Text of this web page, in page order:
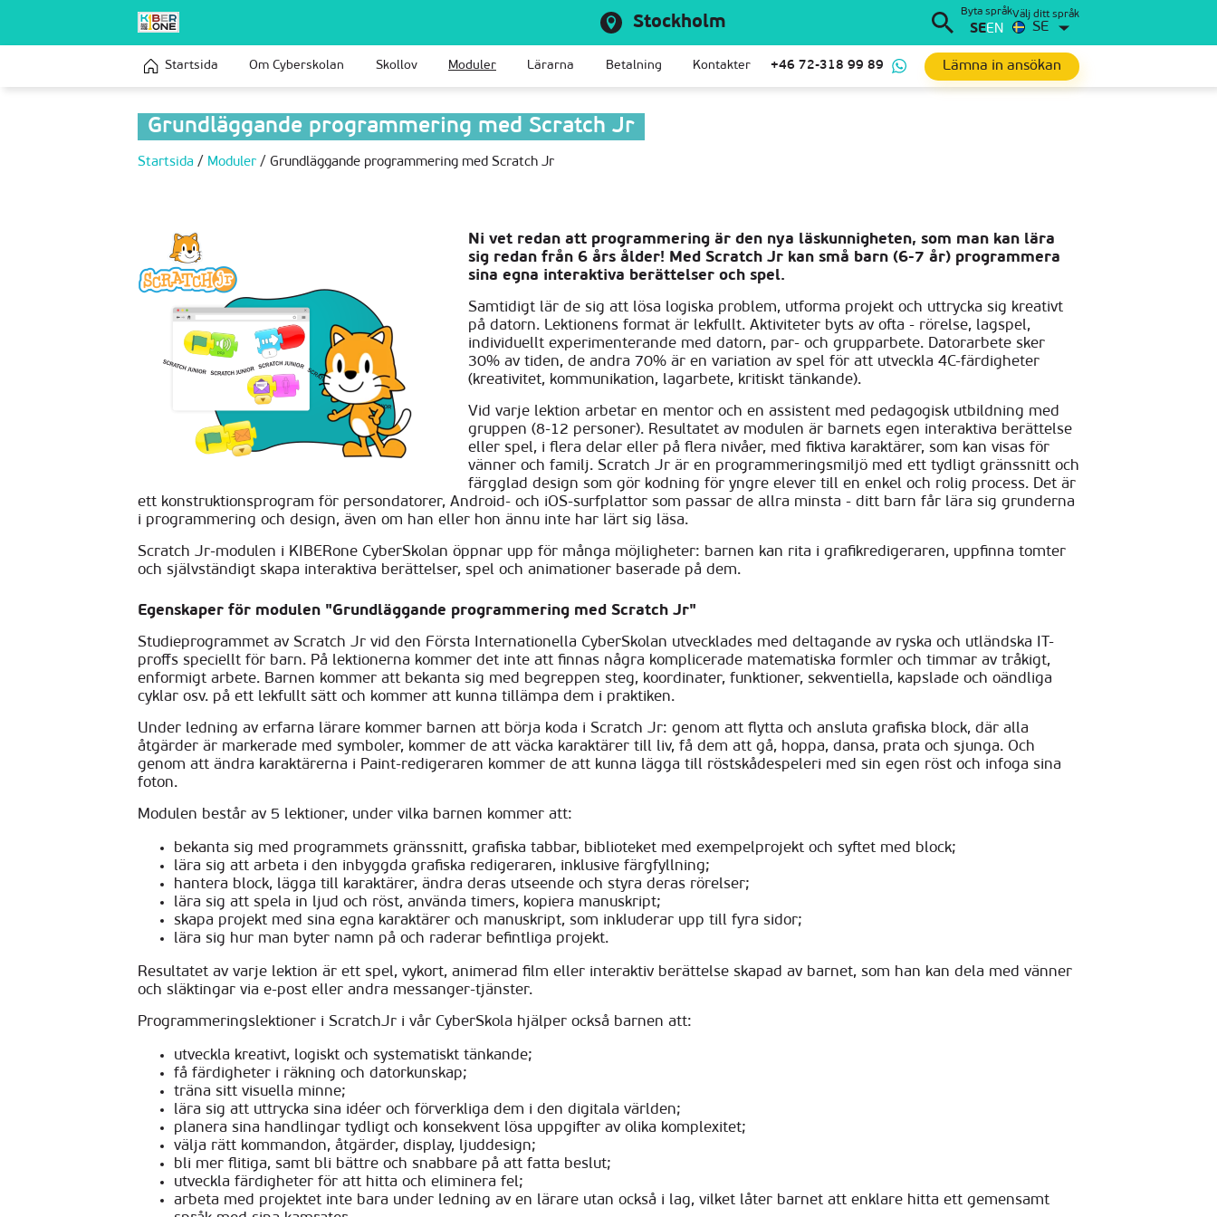
Stockholm
Byta språk
SEEN
Välj ditt språk
SE
Startsida Om Сyberskolan Skollov Moduler Lärarna Betalning Kontakter +46 72-318 99 89 Lämna in ansökan
Grundläggande programmering med Scratch Jr
Startsida / Moduler / Grundläggande programmering med Scratch Jr
Ni vet redan att programmering är den nya läskunnigheten, som man kan lära
sig redan från 6 års ålder! Med Scratch Jr kan små barn (6-7 år) programmera
sina egna interaktiva berättelser och spel.
Samtidigt lär de sig att lösa logiska problem, utforma projekt och uttrycka sig kreativt
på datorn. Lektionens format är lekfullt. Aktiviteter byts av ofta - rörelse, lagspel,
individuellt experimenterande med datorn, par- och grupparbete. Datorarbete sker
30% av tiden, de andra 70% är en variation av spel för att utveckla 4C-färdigheter
(kreativitet, kommunikation, lagarbete, kritiskt tänkande).
Vid varje lektion arbetar en mentor och en assistent med pedagogisk utbildning med
gruppen (8-12 personer). Resultatet av modulen är barnets egen interaktiva berättelse
eller spel, i flera delar eller på flera nivåer, med fiktiva karaktärer, som kan visas för
vänner och familj. Scratch Jr är en programmeringsmiljö med ett tydligt gränssnitt och
färgglad design som gör kodning för yngre elever till en enkel och rolig process. Det är
ett konstruktionsprogram för persondatorer, Android- och iOS-surfplattor som passar de allra minsta - ditt barn får lära sig grunderna
i programmering och design, även om han eller hon ännu inte har lärt sig läsa.
Scratch Jr-modulen i KIBERone CyberSkolan öppnar upp för många möjligheter: barnen kan rita i grafikredigeraren, uppfinna tomter
och självständigt skapa interaktiva berättelser, spel och animationer baserade på dem.
Egenskaper för modulen "Grundläggande programmering med Scratch Jr"
Studieprogrammet av Scratch Jr vid den Första Internationella CyberSkolan utvecklades med deltagande av ryska och utländska IT-
proffs speciellt för barn. På lektionerna kommer det inte att finnas några komplicerade matematiska formler och timmar av tråkigt,
enformigt arbete. Barnen kommer att bekanta sig med begreppen steg, koordinater, funktioner, sekventiella, kapslade och oändliga
cyklar osv. på ett lekfullt sätt och kommer att kunna tillämpa dem i praktiken.
Under ledning av erfarna lärare kommer barnen att börja koda i Scratch Jr: genom att flytta och ansluta grafiska block, där alla
åtgärder är markerade med symboler, kommer de att väcka karaktärer till liv, få dem att gå, hoppa, dansa, prata och sjunga. Och
genom att ändra karaktärerna i Paint-redigeraren kommer de att kunna lägga till röstskådespeleri med sin egen röst och infoga sina
foton.
Modulen består av 5 lektioner, under vilka barnen kommer att:
bekanta sig med programmets gränssnitt, grafiska tabbar, biblioteket med exempelprojekt och syftet med block;
lära sig att arbeta i den inbyggda grafiska redigeraren, inklusive färgfyllning;
hantera block, lägga till karaktärer, ändra deras utseende och styra deras rörelser;
lära sig att spela in ljud och röst, använda timers, kopiera manuskript;
skapa projekt med sina egna karaktärer och manuskript, som inkluderar upp till fyra sidor;
lära sig hur man byter namn på och raderar befintliga projekt.
Resultatet av varje lektion är ett spel, vykort, animerad film eller interaktiv berättelse skapad av barnet, som han kan dela med vänner
och släktingar via e-post eller andra messanger-tjänster.
Programmeringslektioner i ScratchJr i vår CyberSkola hjälper också barnen att:
utveckla kreativt, logiskt och systematiskt tänkande;
få färdigheter i räkning och datorkunskap;
träna sitt visuella minne;
lära sig att uttrycka sina idéer och förverkliga dem i den digitala världen;
planera sina handlingar tydligt och konsekvent lösa uppgifter av olika komplexitet;
välja rätt kommandon, åtgärder, display, ljuddesign;
bli mer flitiga, samt bli bättre och snabbare på att fatta beslut;
utveckla färdigheter för att hitta och eliminera fel;
arbeta med projektet inte bara under ledning av en lärare utan också i lag, vilket låter barnet att enklare hitta ett gemensamt